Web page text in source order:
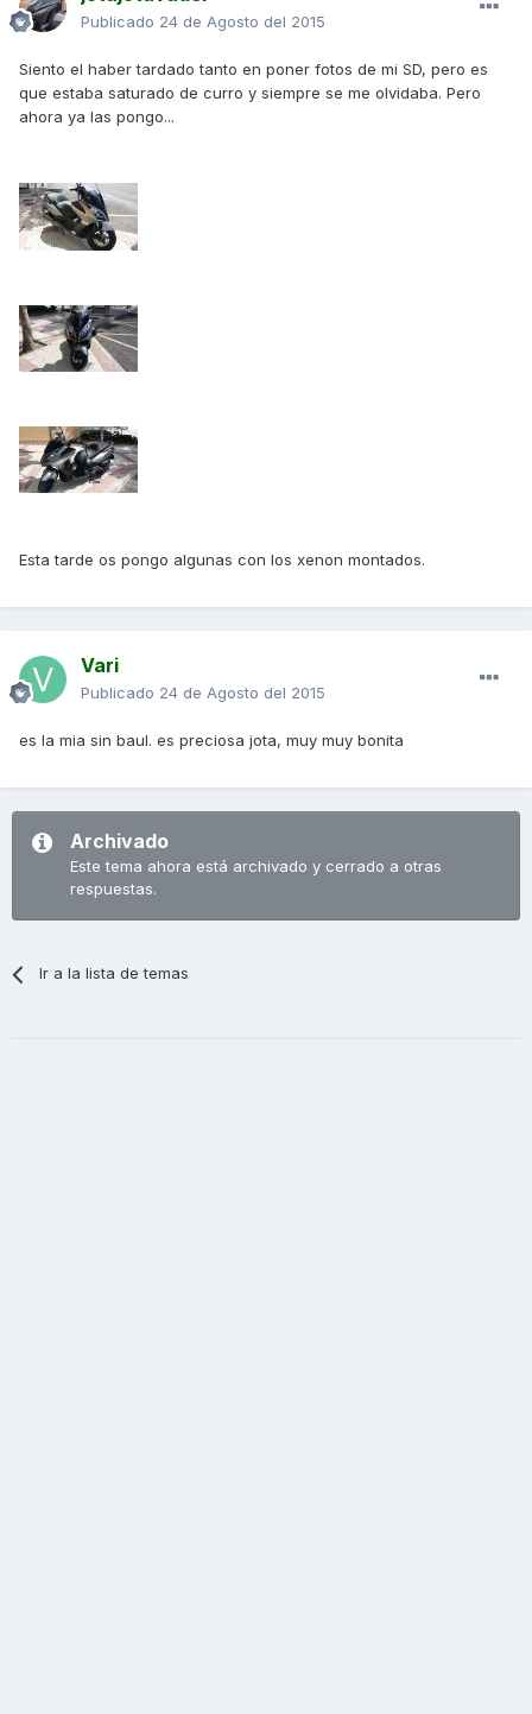
Publicado 24 de Agosto del 2015
Siento el haber tardado tanto en poner fotos de mi SD, pero es
que estaba saturado de curro y siempre se me olvidaba. Pero
ahora ya las pongo...
Esta tarde os pongo algunas con los xenon montados.
Vari
Publicado 24 de Agosto del 2015
es la mia sin baul. es preciosa jota, muy muy bonita
Archivado
Este tema ahora está archivado y cerrado a otras
respuestas.
Ir a la lista de temas